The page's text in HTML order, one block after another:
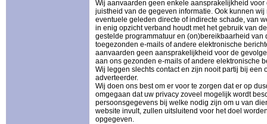
Wij aanvaarden geen enkele aansprakelijkheid
juistheid van de gegeven informatie. Ook kunnen
eventuele geleden directe of indirecte schade, van
in enig opzicht verband houdt met het gebruik van
gestelde programmatuur en (on)bereikbaarheid
toegezonden e-mails of andere elektronische
aanvaarden geen aansprakelijkheid voor de
aan ons gezonden e-mails of andere elektronische
Wij leggen slechts contact en zijn nooit partij bij een
adverteerder.
Wij doen ons best om er voor te zorgen dat er op
omgegaan dat uw privacy zoveel mogelijk wordt
persoonsgegevens bij welke nodig zijn om u van
website invult, zullen uitsluitend voor het doel
opgegeven.